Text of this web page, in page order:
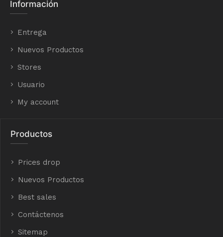
Información
Entrega
Nuevos Productos
Stores
Usuario
My account
Productos
Prices drop
Nuevos Productos
Best sales
Contáctenos
Sitemap